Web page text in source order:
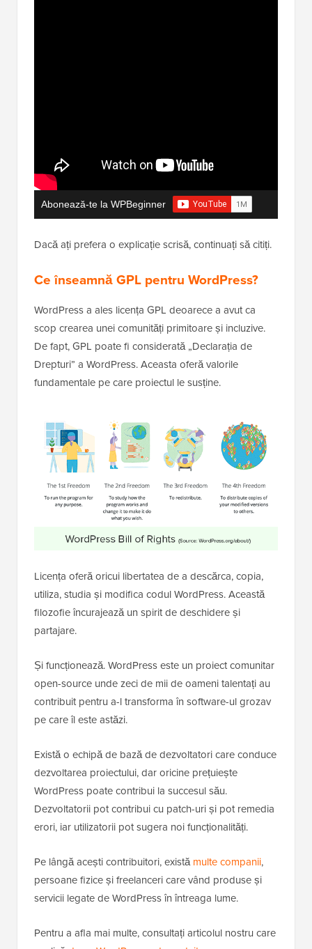
Abonează-te la WPBeginner
Dacă ați prefera o explicație scrisă, continuați să citiți.
Ce înseamnă GPL pentru WordPress?
WordPress a ales licența GPL deoarece a avut ca
scop crearea unei comunități primitoare și incluzive.
De fapt, GPL poate fi considerată „Declarația de
Drepturi” a WordPress. Aceasta oferă valorile
fundamentale pe care proiectul le susține.
Licența oferă oricui libertatea de a descărca, copia,
utiliza, studia și modifica codul WordPress. Această
filozofie încurajează un spirit de deschidere și
partajare.
Și funcționează. WordPress este un proiect comunitar
open-source unde zeci de mii de oameni talentați au
contribuit pentru a-l transforma în software-ul grozav
pe care îl este astăzi.
Există o echipă de bază de dezvoltatori care conduce
dezvoltarea proiectului, dar oricine prețuiește
WordPress poate contribui la succesul său.
Dezvoltatorii pot contribui cu patch-uri și pot remedia
erori, iar utilizatorii pot sugera noi funcționalități.
Pe lângă acești contribuitori, existămulte companii,
persoane fizice și freelanceri care vând produse și
servicii legate de WordPress în întreaga lume.
Pentru a afla mai multe, consultați articolul nostru care